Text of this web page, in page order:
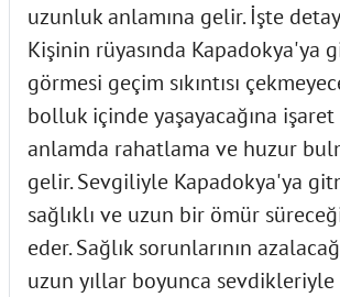
uzunluk anlamına gelir. İşte
Kişinin rüyasında Kapadokya'ya
görmesi geçim sıkıntısı
bolluk içinde yaşayacağına
anlamda rahatlama ve huzur
gelir. Sevgiliyle Kapadokya'ya
sağlıklı ve uzun bir ömür
eder. Sağlık sorunlarının
uzun yıllar boyunca